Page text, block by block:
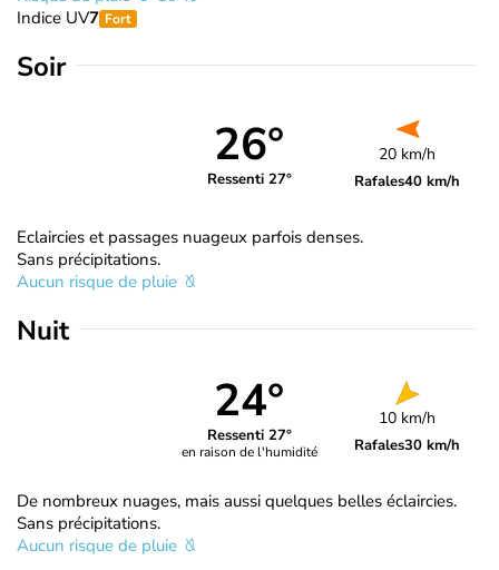
Indice UV7 Fort
Soir
26°
Ressenti 27°
20 km/h
Rafales40 km/h
Eclaircies et passages nuageux parfois denses.
Sans précipitations.
Aucun risque de pluie
Nuit
24°
Ressenti 27°
en raison de l'humidité
10 km/h
Rafales30 km/h
De nombreux nuages, mais aussi quelques belles éclaircies.
Sans précipitations.
Aucun risque de pluie